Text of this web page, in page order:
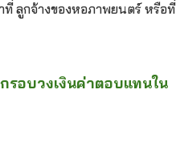
ที่ ลูกจ้างของหอภาพยนตร์ หรือที่
รอบวงเงินค่าตอบแทนใน